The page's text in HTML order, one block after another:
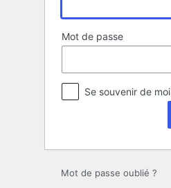
Mot de passe
Se souvenir de moi
Mot de passe oublié ?